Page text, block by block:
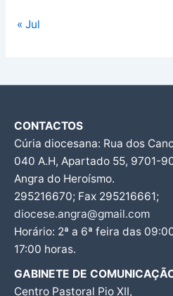
« Jul
CONTACTOS
Cúria diocesana: Rua dos
040 A.H, Apartado 55, 9701-
Angra do Heroísmo.
295216670; Fax 295216661;
diocese.angra@gmail.com
Horário: 2ª a 6ª feira das
17:00 horas.
GABINETE DE
Centro Pastoral Pio XII,